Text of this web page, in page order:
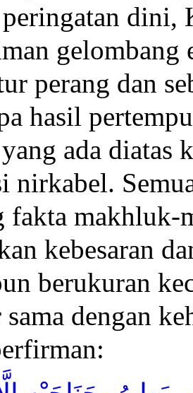
peringatan
perang dan
hasil
ada diatas
nirkabel.
fakta
kebesaran
berukuran
dengan